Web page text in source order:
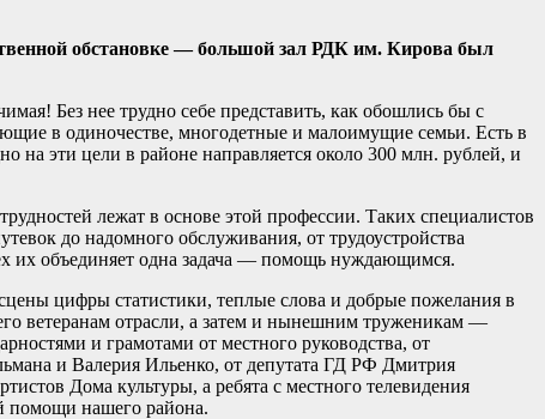
обстановке — большой зал РДК им. Кирова был
Без нее трудно себе представить, как обошлись бы с
в одиночестве, многодетные и малоимущие семьи. Есть в
на эти цели в районе направляется около 300 млн. рублей, и
лежат в основе этой профессии. Таких специалистов
до надомного обслуживания, от трудоустройства
их объединяет одна задача — помощь нуждающимся.
цифры статистики, теплые слова и добрые пожелания в
ветеранам отрасли, а затем и нынешним труженикам —
и грамотами от местного руководства, от
и Валерия Ильенко, от депутата ГД РФ Дмитрия
Дома культуры, а ребята с местного телевидения
помощи нашего района.